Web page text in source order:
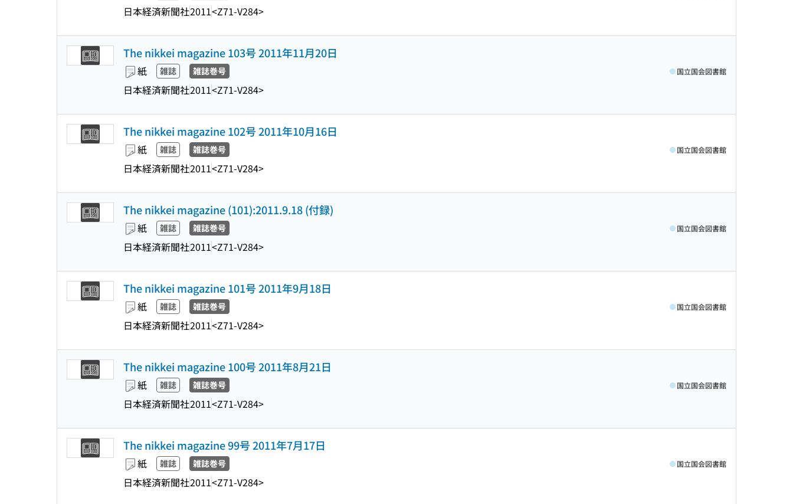
日本経済新聞社2011<Z71-V284>
The nikkei magazine 103号 2011年11月20日
紙 雑誌 雑誌巻号
日本経済新聞社2011<Z71-V284>
国立国会図書館
The nikkei magazine 102号 2011年10月16日
紙 雑誌 雑誌巻号
日本経済新聞社2011<Z71-V284>
国立国会図書館
The nikkei magazine (101):2011.9.18 (付録)
紙 雑誌 雑誌巻号
日本経済新聞社2011<Z71-V284>
国立国会図書館
The nikkei magazine 101号 2011年9月18日
紙 雑誌 雑誌巻号
日本経済新聞社2011<Z71-V284>
国立国会図書館
The nikkei magazine 100号 2011年8月21日
紙 雑誌 雑誌巻号
日本経済新聞社2011<Z71-V284>
国立国会図書館
The nikkei magazine 99号 2011年7月17日
紙 雑誌 雑誌巻号
日本経済新聞社2011<Z71-V284>
国立国会図書館